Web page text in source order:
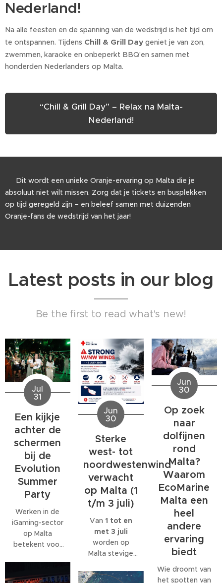
Nederland! 🌞
Na alle feesten en de spanning van de wedstrijd is het tijd om
te ontspannen. Tijdens Chill & Grill Day geniet je van zon,
zwemmen, karaoke en onbeperkt BBQ'en samen met
honderden Nederlanders op Malta.
“Chill & Grill Day” – Relax na Malta-
Nederland!
🔥 Dit wordt een unieke Oranje-ervaring op Malta die je
absoluut niet wilt missen. Zorg dat je tickets en busplekken
op tijd geregeld zijn – en beleef samen met duizenden
Oranje-fans de wedstrijd van het jaar!
Latest posts in our blog
Be the first to read what's new!
Jul
31
Een kijkje
achter de
schermen
bij de
Evolution
Summer
Party
Werken in de
iGaming-sector
op Malta
betekent voor
meer dan alleen
Jun
30
Sterke
west- tot
noordwestenwind
verwacht
op Malta (1
t/m 3 juli)
Van 1 tot en
met 3 juli
worden op
Malta stevige
noordwestenwinden
Jun
30
Op zoek
naar
dolfijnen
rond
Malta?
Waarom
EcoMarine
Malta een
heel
andere
ervaring
biedt
Wie droomt van
het spotten van